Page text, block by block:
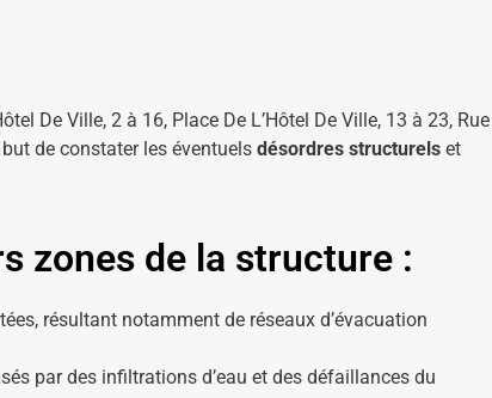
De Ville, 2 à 16, Place De L’Hôtel De Ville, 13 à 23, Rue
de constater les éventuels désordres structurels et
zones de la structure :
résultant notamment de réseaux d’évacuation
par des infiltrations d’eau et des défaillances du